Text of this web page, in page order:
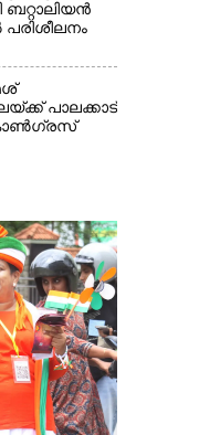
ബറ്റാലിയൻ
പാലക്കാട്